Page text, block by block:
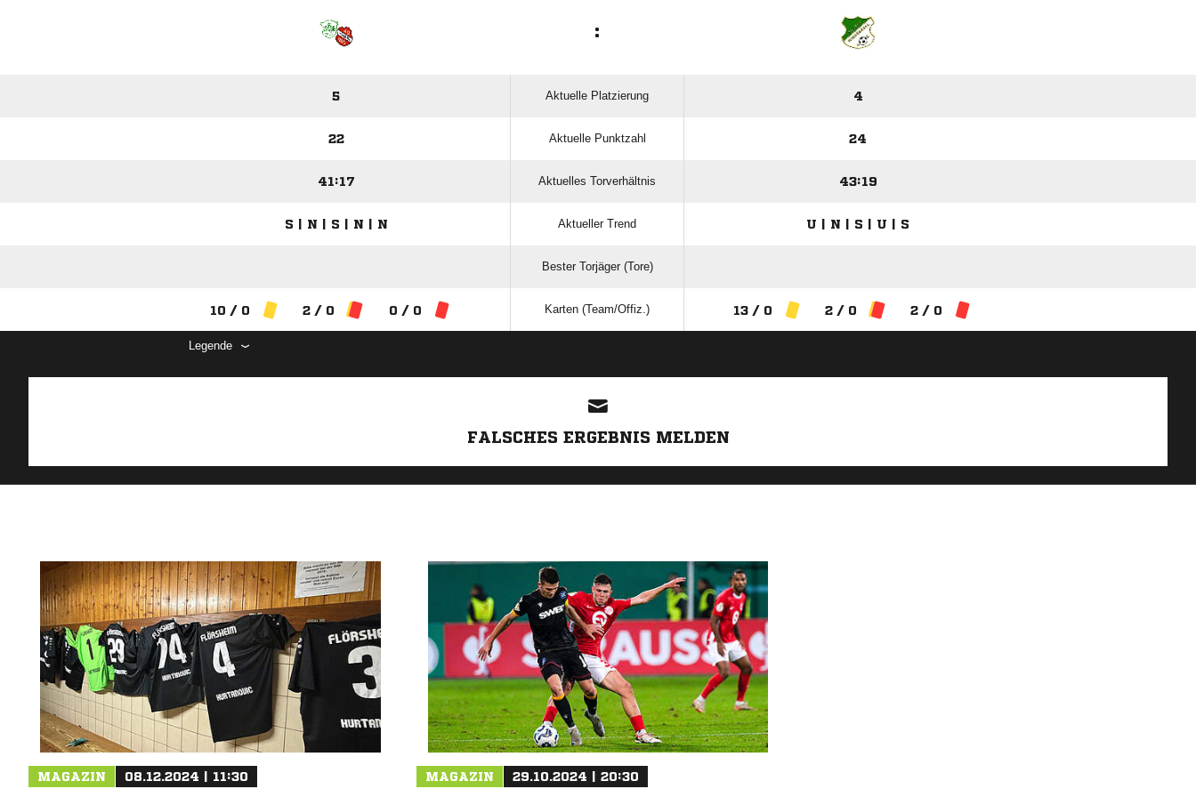
:
5 Aktuelle Platzierung 4
22 Aktuelle Punktzahl 24
41:17 Aktuelles Torverhältnis 43:19
S | N | S | N | N Aktueller Trend U | N | S | U | S
Bester Torjäger (Tore)
10 / 0 2 / 0 0 / 0 Karten (Team/Offiz.) 13 / 0 2 / 0 2 / 0
Legende
FALSCHES ERGEBNIS MELDEN
MAGAZIN 08.12.2024 | 11:30 MAGAZIN 29.10.2024 | 20:30